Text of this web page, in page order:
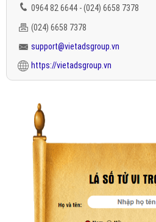
0964 82 6644 - (024) 6658 7378
(024) 6658 7378
support@vietadsgroup.vn
https://vietadsgroup.vn